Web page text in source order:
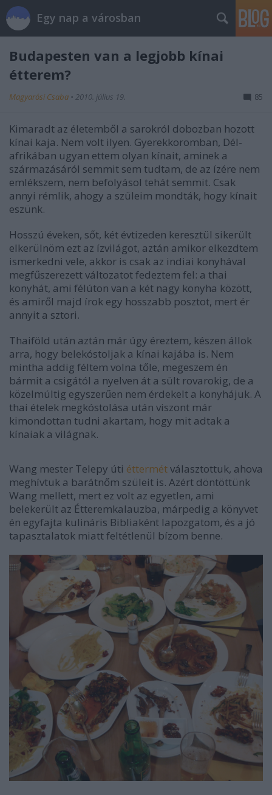
Egy nap a városban
Budapesten van a legjobb kínai
étterem?
Magyarósi Csaba • 2010. július 19. 85
Kimaradt az életemből a sarokról dobozban hozott
kínai kaja. Nem volt ilyen. Gyerekkoromban, Dél-
afrikában ugyan ettem olyan kínait, aminek a
származásáról semmit sem tudtam, de az ízére nem
emlékszem, nem befolyásol tehát semmit. Csak
annyi rémlik, ahogy a szüleim mondták, hogy kínait
eszünk.
Hosszú éveken, sőt, két évtizeden keresztül sikerült
elkerülnöm ezt az ízvilágot, aztán amikor elkezdtem
ismerkedni vele, akkor is csak az indiai konyhával
megfűszerezett változatot fedeztem fel: a thai
konyhát, ami félúton van a két nagy konyha között,
és amiről majd írok egy hosszabb posztot, mert ér
annyit a sztori.
Thaiföld után aztán már úgy éreztem, készen állok
arra, hogy belekóstoljak a kínai kajába is. Nem
mintha addig féltem volna tőle, megeszem én
bármit a csigától a nyelven át a sült rovarokig, de a
közelmúltig egyszerűen nem érdekelt a konyhájuk. A
thai ételek megkóstolása után viszont már
kimondottan tudni akartam, hogy mit adtak a
kínaiak a világnak.
Wang mester Telepy úti éttermétválasztottuk, ahova
meghívtuk a barátnőm szüleit is. Azért döntöttünk
Wang mellett, mert ez volt az egyetlen, ami
belekerült az Étteremkalauzba, márpedig a könyvet
én egyfajta kulináris Bibliaként lapozgatom, és a jó
tapasztalatok miatt feltétlenül bízom benne.